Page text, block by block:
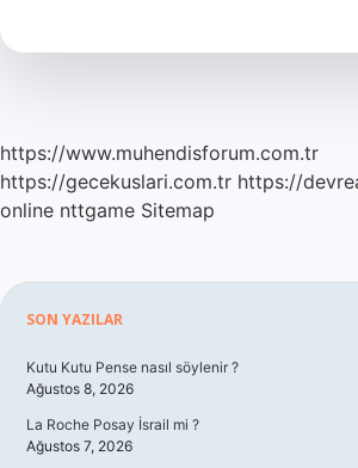
https://www.muhendisforum.com.tr
https://gecekuslari.com.tr https://
online nttgame Sitemap
Sidebar
SON YAZILAR
Kutu Kutu Pense nasıl söylenir ?
Ağustos 8, 2026
La Roche Posay İsrail mi ?
Ağustos 7, 2026